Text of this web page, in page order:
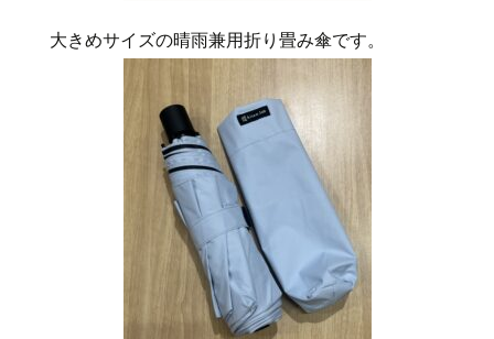
大きめサイズの晴雨兼用折り畳み傘です。